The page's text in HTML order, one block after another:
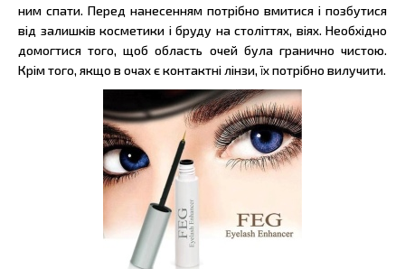
ним спати. Перед нанесенням потрібно вмитися і позбутися
від залишків косметики і бруду на століттях, віях. Необхідно
домогтися того, щоб область очей була гранично чистою.
Крім того, якщо в очах є контактні лінзи, їх потрібно вилучити.